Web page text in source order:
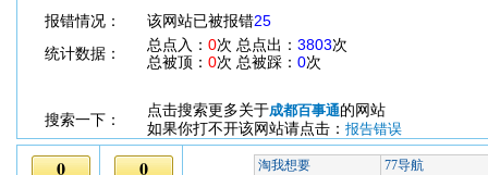
报错情况：
该网站已被报错25
统计数据：
总点入： 0次 总点出： 3803次
总被顶： 0次 总被踩： 0次
搜索一下：
点击搜索更多关于成都百事通的网站
如果你打不开该网站请点击： 报告错误